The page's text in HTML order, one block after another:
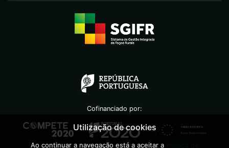
Cofinanciado por:
Utilização de cookies
Ao continuar a navegação está a aceitar a